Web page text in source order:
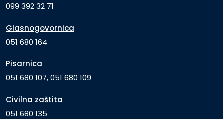
099 392 32 71
Glasnogovornica
051 680 164
Pisarnica
051 680 107, 051 680 109
Civilna zaštita
051 680 135